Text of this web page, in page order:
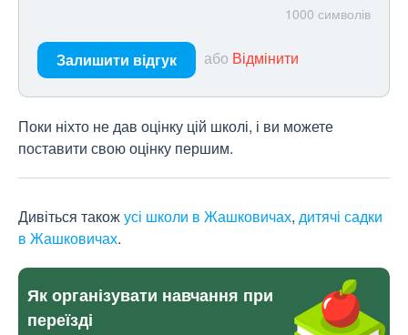
1000 символів
Залишити відгук або Відмінити
Поки ніхто не дав оцінку цій школі, і ви можете
поставити свою оцінку першим.
Дивіться такожусі школи в Жашковичах, дитячі садки
в Жашковичах.
Як організувати навчання при
переїзді